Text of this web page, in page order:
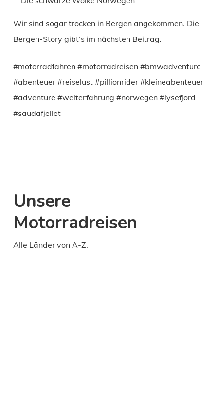
Wir sind sogar trocken in Bergen angekommen. Die
Bergen-Story gibt’s im nächsten Beitrag.
#motorradfahren #motorradreisen #bmwadventure
#abenteuer #reiselust #pillionrider #kleineabenteuer
#adventure #welterfahrung #norwegen #lysefjord
#saudafjellet
Unsere
Motorradreisen
Alle Länder von A-Z.